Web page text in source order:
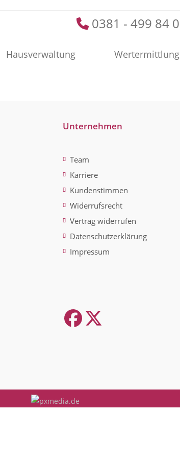
0381 - 499 84 0
Hausverwaltung Wertermittlung
Unternehmen
Team
Karriere
Kundenstimmen
Widerrufsrecht
Vertrag widerrufen
Datenschutzerklärung
Impressum
Facebook
Twitter